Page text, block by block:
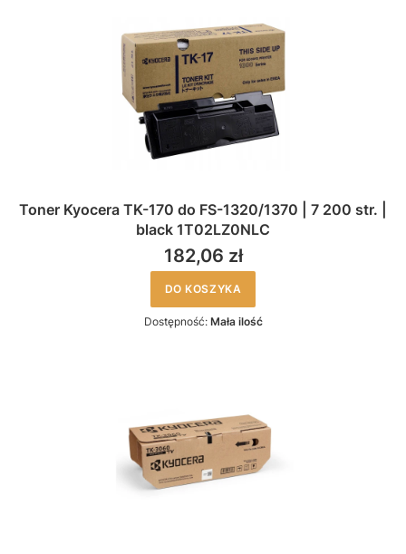
Toner Kyocera TK-170 do FS-1320/1370 | 7 200 str. |
black 1T02LZ0NLC
182,06 zł
DO KOSZYKA
Dostępność: Mała ilość